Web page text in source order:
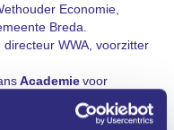
Economie,
Breda.
WWA, voorzitter
Academievoor
sector techniek.